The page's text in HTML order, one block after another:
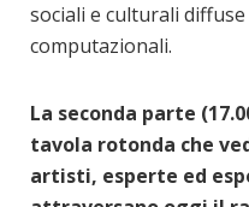
sociali e culturali
computazionali.
La seconda parte
tavola rotonda che
artisti, esperte ed